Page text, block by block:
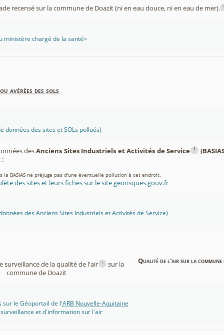
recensé sur la commune de Doazit (ni en eau douce, ni en eau de mer).
ministère chargé de la santé>
avérées des sols
données des sites et SOLs pollués)
desAnciens Sites Industriels et Activités de Service i
:
BASIAS ne préjuge pas d'une éventuelle pollution à cet endroit.
des sites et leurs fiches sur le site georisques.gouv.fr
des Anciens Sites Industriels et Activités de Service)
surveillance de la qualité de l'air i
sur la
commune de Doazit
Qualité de l'air sur la commune
sur le Géoportail de l'ARB Nouvelle-Aquitaine
surveillance et d'information sur l'air